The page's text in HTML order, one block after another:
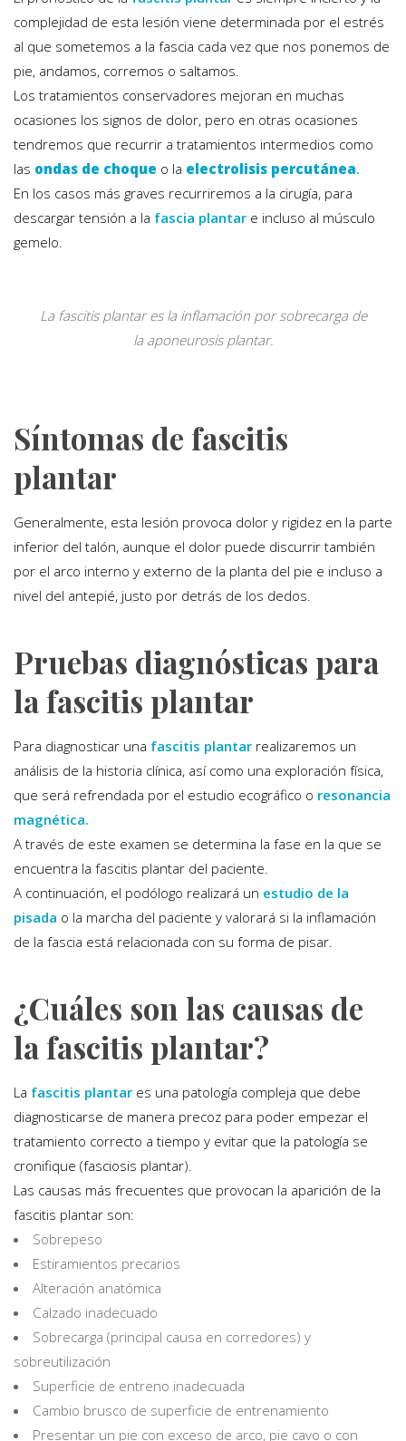
complejidad de esta lesión viene determinada por el estrés
al que sometemos a la fascia cada vez que nos ponemos de
pie, andamos, corremos o saltamos.
Los tratamientos conservadores mejoran en muchas
ocasiones los signos de dolor, pero en otras ocasiones
tendremos que recurrir a tratamientos intermedios como
las ondas de choque o la electrolisis percutánea.
En los casos más graves recurriremos a la cirugía, para
descargar tensión a la fascia plantar e incluso al músculo
gemelo.
La fascitis plantar es la inflamación por sobrecarga de
la aponeurosis plantar.
Síntomas de fascitis
plantar
Generalmente, esta lesión provoca dolor y rigidez en la parte
inferior del talón, aunque el dolor puede discurrir también
por el arco interno y externo de la planta del pie e incluso a
nivel del antepié, justo por detrás de los dedos.
Pruebas diagnósticas para
la fascitis plantar
Para diagnosticar una fascitis plantar realizaremos un
análisis de la historia clínica, así como una exploración física,
que será refrendada por el estudio ecográfico o resonancia
magnética.
A través de este examen se determina la fase en la que se
encuentra la fascitis plantar del paciente.
A continuación, el podólogo realizará un estudio de la
pisada o la marcha del paciente y valorará si la inflamación
de la fascia está relacionada con su forma de pisar.
¿Cuáles son las causas de
la fascitis plantar?
La fascitis plantar es una patología compleja que debe
diagnosticarse de manera precoz para poder empezar el
tratamiento correcto a tiempo y evitar que la patología se
cronifique (fasciosis plantar).
Las causas más frecuentes que provocan la aparición de la
fascitis plantar son:
Sobrepeso
Estiramientos precarios
Alteración anatómica
Calzado inadecuado
Sobrecarga (principal causa en corredores) y
sobreutilización
Superficie de entreno inadecuada
Cambio brusco de superficie de entrenamiento
Presentar un pie con exceso de arco, pie cavo o con